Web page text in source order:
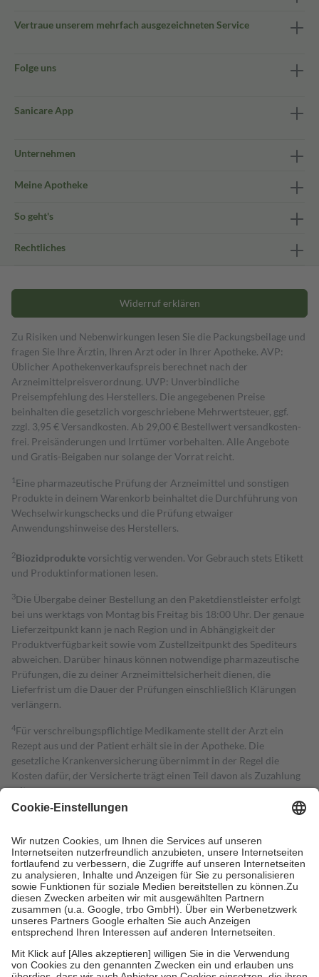
Vertraue unserem mehrfach ausgezeichneten Service
Folge uns
Sanicare App
Unternehmen
Meine Apotheke
So geht's
Rechtliches
Widerruf erklären
Zu Risiken und Nebenwirkungen lesen Sie die Packungsbeilage und
fragen Sie Ihre Ärztin, Ihren Arzt oder in Ihrer Apotheke. AVP:
Üblicher Apothekenverkaufspreis berechnet nach der
Arzneimittelpreisverordnung. UVP: Unverbindliche
Preisempfehlung des Herstellers. Die angegebenen Preise
beinhalten die gesetzlich vorgeschriebene Mehrwertsteuer, ggf.
zzgl. 3,95 € Versandkosten. Ab 29,00 € Bestell­wert versand­kosten­
frei. Preisänderungen und Irrtümer vorbehalten. Alle Angebote
und Gratis-Beigaben nur solange der Vorrat reicht.
1 Eine pharmazeutische Prüfung der Arzneimittel und sonstigen
Produkte in deinem Warenkorb beinhaltet die Durchführung von
Wechselwirkungschecks und die Prüfung etwaiger
Anwendungshinweise des Herstellers.
2Biozidproduktevorsichtig verwenden. Vor Gebrauch stets Etikett
und Produktinformationen lesen.
3Die Übergabe deiner Bestellung an den Paketdienstleister erfolgt
bei uns werktags von Montag bis Freitag bis 18:00 Uhr. Der genaue
Lieferzeitpunkt kann je nach Region und in Abhängigkeit der
Produktverfügbarkeit sowie vom Zustellzeitpunkt des Spediteurs
abweichen. Darüber hinaus können notwendige pharmazeutische
Prüfungen, die zu deiner Arzneimittelsicherheit dienen, die
Lieferfrist um die Dauer der Prüfungen einschließlich Klärungen
verlängern.
4Für verschreibungspflichtige Medikamente stellt der Arzt ein
Rezept aus und der Patient erhält sie in der Apotheke. Die
gesetzliche Krankenversicherung übernimmt in der Regel die
Kosten dafür, der Versicherte trägt einen Teil davon als Zuzahlung
mit.
Grundsätzlich leisten Mitglieder Zuzahlungen in Höhe von zehn
höchstens zehn Euro.
Es sind jedoch nie mehr als die tatsächlichen
Kosten der Leistung zu entrichten.
Diese Regeln gelten grundsätzlich auch für Online-Apotheken.
Bei Heilmitteln und häuslicher Krankenpflege beträgt die
Zuzahlung zehn Prozent der Kosten sowie zehn Euro je
Verordnung.
Um das Engagement der Versicherten für ihre eigene Gesundheit zu
stärken und die besondere Stellung der Familie zu unterstützen,
fallenkeine Zuzahlungenan bei:
• Kindern und Jugendlichen bis zum vollendeten 18. Lebensjahr